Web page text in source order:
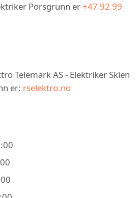
Porsgrunn er+47 92 99
Telemark AS - Elektriker Skien
er: rselektro.no